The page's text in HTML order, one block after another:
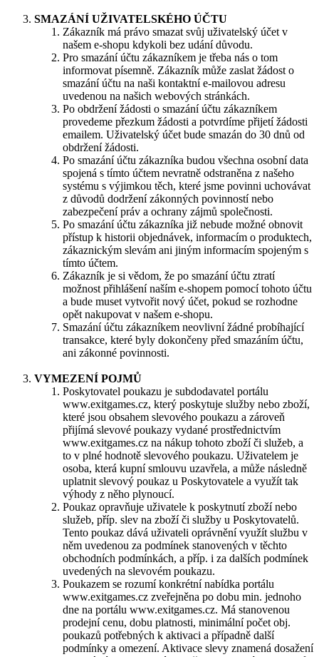
SMAZÁNÍ UŽIVATELSKÉHO ÚČTU
Zákazník má právo smazat svůj uživatelský účet v
našem e-shopu kdykoli bez udání důvodu.
Pro smazání účtu zákazníkem je třeba nás o tom
informovat písemně. Zákazník může zaslat žádost o
smazání účtu na naši kontaktní e-mailovou adresu
uvedenou na našich webových stránkách.
Po obdržení žádosti o smazání účtu zákazníkem
provedeme přezkum žádosti a potvrdíme přijetí žádosti
emailem. Uživatelský účet bude smazán do 30 dnů od
obdržení žádosti.
Po smazání účtu zákazníka budou všechna osobní data
spojená s tímto účtem nevratně odstraněna z našeho
systému s výjimkou těch, které jsme povinni uchovávat
z důvodů dodržení zákonných povinností nebo
zabezpečení práv a ochrany zájmů společnosti.
Po smazání účtu zákazníka již nebude možné obnovit
přístup k historii objednávek, informacím o produktech,
zákaznickým slevám ani jiným informacím spojeným s
tímto účtem.
Zákazník je si vědom, že po smazání účtu ztratí
možnost přihlášení naším e-shopem pomocí tohoto účtu
a bude muset vytvořit nový účet, pokud se rozhodne
opět nakupovat v našem e-shopu.
Smazání účtu zákazníkem neovlivní žádné probíhající
transakce, které byly dokončeny před smazáním účtu,
ani zákonné povinnosti.
VYMEZENÍ POJMŮ
Poskytovatel poukazu je subdodavatel portálu
www.exitgames.cz, který poskytuje služby nebo zboží,
které jsou obsahem slevového poukazu a zároveň
přijímá slevové poukazy vydané prostřednictvím
www.exitgames.cz na nákup tohoto zboží či služeb, a
to v plné hodnotě slevového poukazu. Uživatelem je
osoba, která kupní smlouvu uzavřela, a může následně
uplatnit slevový poukaz u Poskytovatele a využít tak
výhody z něho plynoucí.
Poukaz opravňuje uživatele k poskytnutí zboží nebo
služeb, příp. slev na zboží či služby u Poskytovatelů.
Tento poukaz dává uživateli oprávnění využít službu v
něm uvedenou za podmínek stanovených v těchto
obchodních podmínkách, a příp. i za dalších podmínek
uvedených na slevovém poukazu.
Poukazem se rozumí konkrétní nabídka portálu
www.exitgames.cz zveřejněna po dobu min. jednoho
dne na portálu www.exitgames.cz. Má stanovenou
prodejní cenu, dobu platnosti, minimální počet obj.
poukazů potřebných k aktivaci a případně další
podmínky a omezení. Aktivace slevy znamená dosažení